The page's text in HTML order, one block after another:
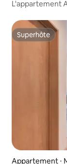
L'appartement
Superhôte
Superhôte
Appartement ⋅